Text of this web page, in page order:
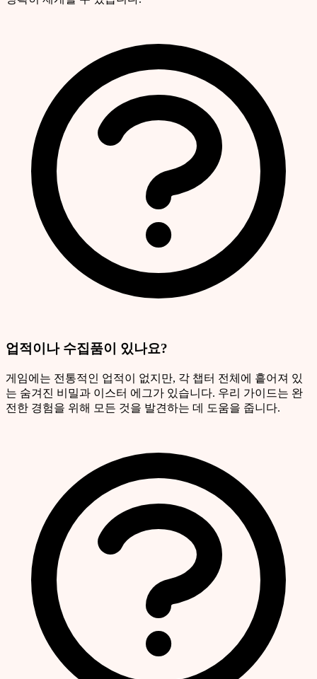
업적이나 수집품이 있나요?
게임에는 전통적인 업적이 없지만, 각 챕터 전체에 흩어져 있
는 숨겨진 비밀과 이스터 에그가 있습니다. 우리 가이드는 완
전한 경험을 위해 모든 것을 발견하는 데 도움을 줍니다.